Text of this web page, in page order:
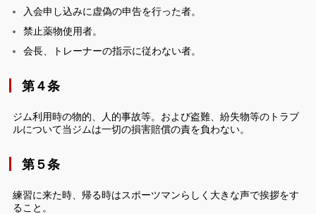
入会申し込みに虚偽の申告を行った者。
禁止薬物使用者。
会長、トレーナーの指示に従わない者。
第４条
ジム利用時の物的、人的事故等。および盗難、紛失物等のトラブ
ルについて当ジムは一切の損害賠償の責を負わない。
第５条
練習に来た時、帰る時はスポーツマンらしく大きな声で挨拶をす
ること。